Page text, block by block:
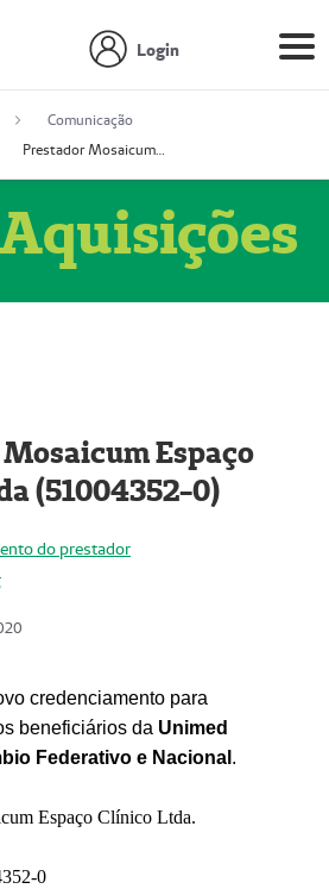
Login
Comunicação
Prestador Mosaicum Espaço Clínico Ltda (51004352-0)
Espaço
(51004352-0)
do prestador
credenciamento para
beneficiários da Unimed
Federativo e Nacional .
Espaço Clínico Ltda.
0